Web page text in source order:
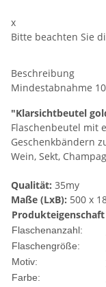
x
Bitte beachten Sie
Beschreibung
Mindestabnahme
"Klarsichtbeutel
Flaschenbeutel mit
Geschenkbändern
Wein, Sekt,
Qualität: 35my
Maße (LxB): 500 x
Produkteigenschaft
Flaschenanzahl:
Flaschengröße:
Motiv:
Farbe: